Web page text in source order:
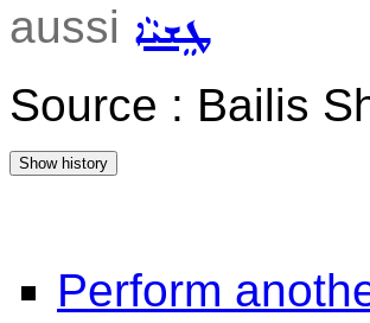
aussi ܛܸܫܝܵܐ
Source : Bailis
Perform